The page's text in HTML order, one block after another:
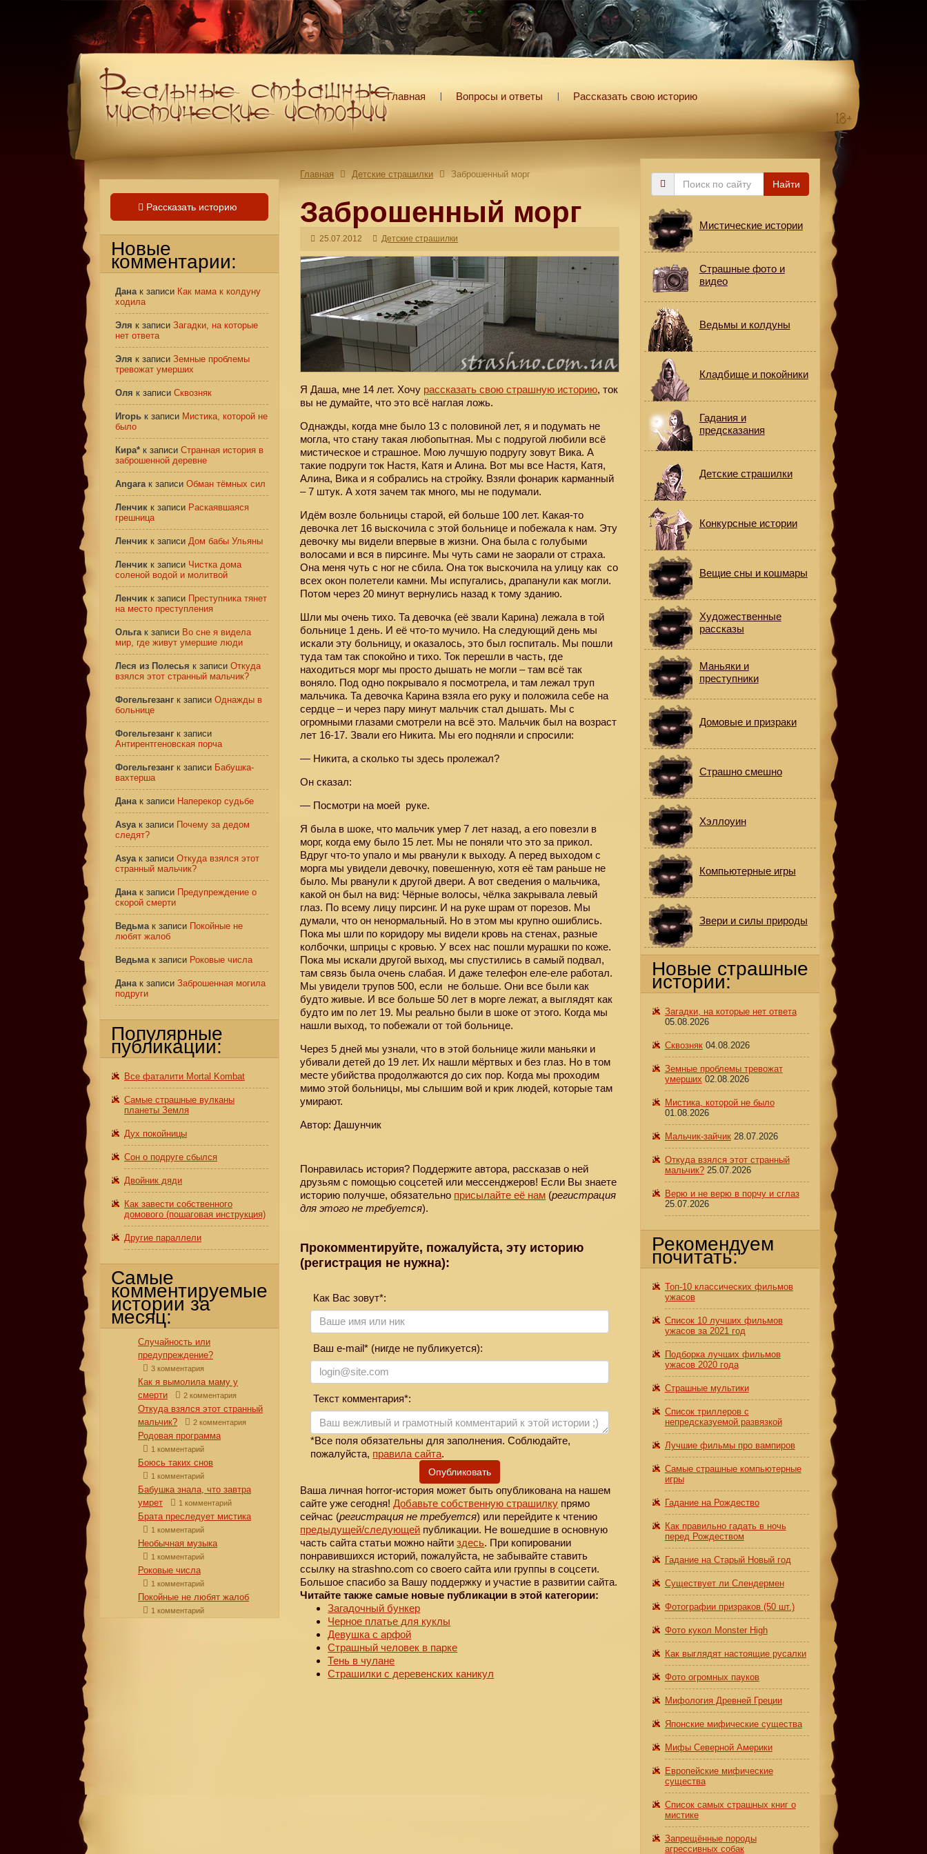
Главная Вопросы и ответы Рассказать свою историю
Главная Детские страшилки Заброшенный морг
Заброшенный морг
25.07.2012 Детские страшилки
Я Даша, мне 14 лет. Хочу рассказать свою страшную историю, ток
вы не думайте, что это всё наглая ложь.
Однажды, когда мне было 13 с половиной лет, я и подумать не
могла, что стану такая любопытная. Мы с подругой любили всё
мистическое и страшное. Мою лучшую подругу зовут Вика. А
такие подруги ток Настя, Катя и Алина. Вот мы все Настя, Катя,
Алина, Вика и я собрались на стройку. Взяли фонарик карманный
– 7 штук. А хотя зачем так много, мы не подумали.
Идём возле больницы старой, ей больше 100 лет. Какая-то
девочка лет 16 выскочила с этой больнице и побежала к нам. Эту
девочку мы видели впервые в жизни. Она была с голубыми
волосами и вся в пирсинге. Мы чуть сами не заорали от страха.
Она меня чуть с ног не сбила. Она ток выскочила на улицу как со
всех окон полетели камни. Мы испугались, драпанули как могли.
Потом через 20 минут вернулись назад к тому зданию.
Шли мы очень тихо. Та девочка (её звали Карина) лежала в той
больнице 1 день. И её что-то мучило. На следующий день мы
искали эту больницу, и оказалось, это был госпиталь. Мы пошли
туда там так спокойно и тихо. Ток перешли в часть, где
находиться морг мы просто дышать не могли – там всё так
воняло. Под одно покрывало я посмотрела, и там лежал труп
мальчика. Та девочка Карина взяла его руку и положила себе на
сердце – и через пару минут мальчик стал дышать. Мы с
огромными глазами смотрели на всё это. Мальчик был на возраст
лет 16-17. Звали его Никита. Мы его подняли и спросили:
— Никита, а сколько ты здесь пролежал?
Он сказал:
— Посмотри на моей руке.
Я была в шоке, что мальчик умер 7 лет назад, а его повезли в
морг, когда ему было 15 лет. Мы не поняли что это за прикол.
Вдруг что-то упало и мы рванули к выходу. А перед выходом с
морга мы увидели девочку, повешенную, хотя её там раньше не
было. Мы рванули к другой двери. А вот сведения о мальчика,
какой он был на вид: Чёрные волосы, чёлка закрывала левый
глаз. По всему лицу пирсинг. И на руке шрам от порезов. Мы
думали, что он ненормальный. Но в этом мы крупно ошиблись.
Пока мы шли по коридору мы видели кровь на стенах, разные
колбочки, шприцы с кровью. У всех нас пошли мурашки по коже.
Пока мы искали другой выход, мы спустились в самый подвал,
там связь была очень слабая. И даже телефон еле-еле работал.
Мы увидели трупов 500, если не больше. Они все были как
будто живые. И все больше 50 лет в морге лежат, а выглядят как
будто им по лет 19. Мы реально были в шоке от этого. Когда мы
нашли выход, то побежали от той больнице.
Через 5 дней мы узнали, что в этой больнице жили маньяки и
убивали детей до 19 лет. Их нашли мёртвых и без глаз. Но в том
месте убийства продолжаются до сих пор. Когда мы проходим
мимо этой больницы, мы слышим вой и крик людей, которые там
умирают.
Автор: Дашунчик
Понравилась история? Поддержите автора, рассказав о ней
друзьям с помощью соцсетей или мессенджеров! Если Вы знаете
историю получше, обязательно присылайте её нам (регистрация
для этого не требуется).
Прокомментируйте, пожалуйста, эту историю
(регистрация не нужна):
Как Вас зовут*:
Ваш e-mail* (нигде не публикуется):
Текст комментария*:
*Все поля обязательны для заполнения. Соблюдайте,
пожалуйста, правила сайта.
Опубликовать
Ваша личная horror-история может быть опубликована на нашем
сайте уже сегодня!Добавьте собственную страшилку прямо
сейчас (регистрация не требуется) или перейдите к чтению
предыдущей/следующей публикации. Не вошедшие в основную
часть сайта статьи можно найтиздесь. При копировании
понравившихся историй, пожалуйста, не забывайте ставить
ссылку на strashno.com со своего сайта или группы в соцсети.
Большое спасибо за Вашу поддержку и участие в развитии сайта.
Читайте также самые новые публикации в этой категории:
Загадочный бункер
Черное платье для куклы
Девушка с арфой
Страшный человек в парке
Тень в чулане
Страшилки с деревенских каникул
Рассказать историю
Новые
комментарии:
Данак записи Как мама к колдуну
ходила
Эля к записи Загадки, на которые
нет ответа
Эля к записи Земные проблемы
тревожат умерших
Оля к записи Сквозняк
Игорь к записи Мистика, которой не
было
Кира* к записи Странная история в
заброшенной деревне
Angaraк записи Обман тёмных сил
Ленчик к записи Раскаявшаяся
грешница
Ленчик к записи Дом бабы Ульяны
Ленчик к записи Чистка дома
соленой водой и молитвой
Ленчик к записи Преступника тянет
на место преступления
Ольгак записи Во сне я видела
мир, где живут умершие люди
Леся из Полесья к записи Откуда
взялся этот странный мальчик?
Фогельгезанг к записи Однажды в
больнице
Фогельгезанг к записи
Антирентгеновская порча
Фогельгезанг к записи Бабушка-
вахтерша
Данак записи Наперекор судьбе
Asyaк записи Почему за дедом
следят?
Asyaк записи Откуда взялся этот
странный мальчик?
Данак записи Предупреждение о
скорой смерти
Ведьмак записи Покойные не
любят жалоб
Ведьмак записи Роковые числа
Данак записи Заброшенная могила
подруги
Популярные
публикации:
Все фаталити Mortal Kombat
Самые страшные вулканы
планеты Земля
Дух покойницы
Сон о подруге сбылся
Двойник дяди
Как завести собственного
домового (пошаговая инструкция)
Другие параллели
Самые
комментируемые
истории за
месяц:
Случайность или
предупреждение?
3 комментария
Как я вымолила маму у
смерти
2 комментария
Откуда взялся этот странный
мальчик?
2 комментария
Родовая программа
1 комментарий
Боюсь таких снов
1 комментарий
Бабушка знала, что завтра
умрет
1 комментарий
Брата преследует мистика
1 комментарий
Необычная музыка
1 комментарий
Роковые числа
1 комментарий
Покойные не любят жалоб
1 комментарий
Поиск
Найти
Мистические истории
Страшные фото и
видео
Ведьмы и колдуны
Кладбище и покойники
Гадания и
предсказания
Детские страшилки
Конкурсные истории
Вещие сны и кошмары
Художественные
рассказы
Маньяки и
преступники
Домовые и призраки
Страшно смешно
Хэллоуин
Компьютерные игры
Звери и силы природы
Новые страшные
истории:
Загадки, на которые нет ответа
05.08.2026
Сквозняк 04.08.2026
Земные проблемы тревожат
умерших 02.08.2026
Мистика, которой не было
01.08.2026
Мальчик-зайчик 28.07.2026
Откуда взялся этот странный
мальчик? 25.07.2026
Верю и не верю в порчу и сглаз
25.07.2026
Рекомендуем
почитать:
Топ-10 классических фильмов
ужасов
Список 10 лучших фильмов
ужасов за 2021 год
Подборка лучших фильмов
ужасов 2020 года
Страшные мультики
Список триллеров с
непредсказуемой развязкой
Лучшие фильмы про вампиров
Самые страшные компьютерные
игры
Гадание на Рождество
Как правильно гадать в ночь
перед Рождеством
Гадание на Старый Новый год
Существует ли Слендермен
Фотографии призраков (50 шт.)
Фото кукол Monster High
Как выглядят настоящие русалки
Фото огромных пауков
Мифология Древней Греции
Японские мифические существа
Мифы Северной Америки
Европейские мифические
существа
Список самых страшных книг о
мистике
Запрещённые породы
агрессивных собак